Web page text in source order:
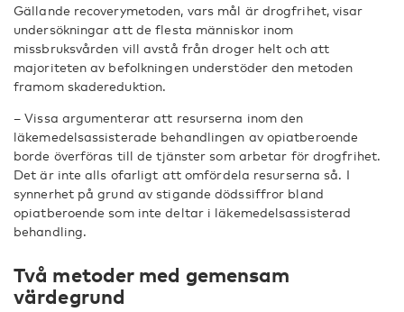
Gällande recoverymetoden, vars mål är drogfrihet, visar
undersökningar att de flesta människor inom
missbruksvården vill avstå från droger helt och att
majoriteten av befolkningen understöder den metoden
framom skadereduktion.
– Vissa argumenterar att resurserna inom den
läkemedelsassisterade behandlingen av opiatberoende
borde överföras till de tjänster som arbetar för drogfrihet.
Det är inte alls ofarligt att omfördela resurserna så. I
synnerhet på grund av stigande dödssiffror bland
opiatberoende som inte deltar i läkemedelsassisterad
behandling.
Två metoder med gemensam
värdegrund